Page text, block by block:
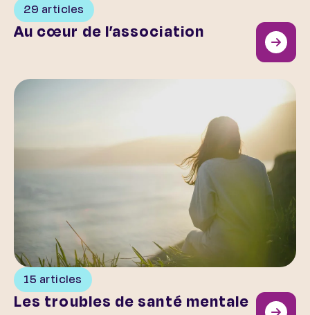
29 articles
Au cœur de l’association
15 articles
Les troubles de santé mentale
Les troubles de santé mentale